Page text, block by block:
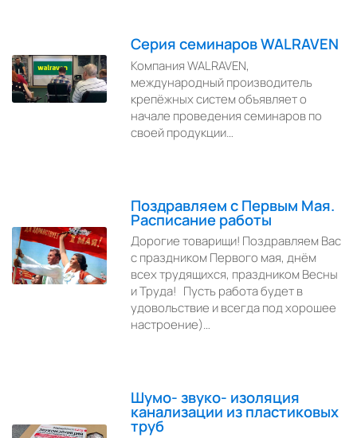
Серия семинаров WALRAVEN
Компания WALRAVEN,
международный производитель
крепёжных систем объявляет о
начале проведения семинаров по
своей продукции…
Поздравляем с Первым Мая.
Расписание работы
Дорогие товарищи! Поздравляем Вас
с праздником Первого мая, днём
всех трудящихся, праздником Весны
и Труда! Пусть работа будет в
удовольствие и всегда под хорошее
настроение)…
Шумо- звуко- изоляция
канализации из пластиковых
труб